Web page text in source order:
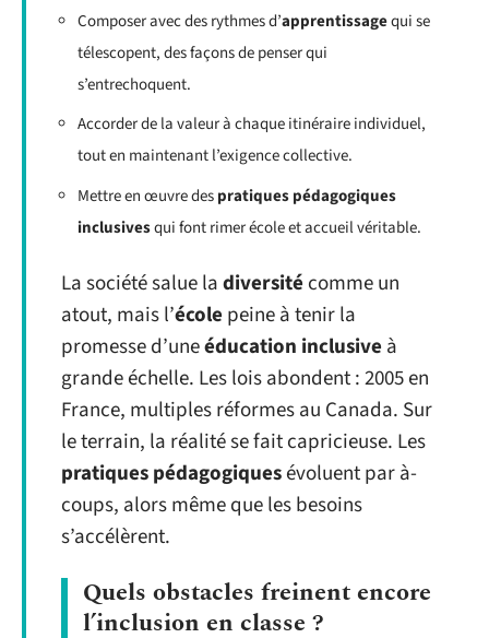
Composer avec des rythmes d’apprentissagequi se
télescopent, des façons de penser qui
s’entrechoquent.
Accorder de la valeur à chaque itinéraire individuel,
tout en maintenant l’exigence collective.
Mettre en œuvre despratiques pédagogiques
inclusivesqui font rimer école et accueil véritable.
La société salue ladiversité comme un
atout, mais l’école peine à tenir la
promesse d’uneéducation inclusive à
grande échelle. Les lois abondent : 2005 en
France, multiples réformes au Canada. Sur
le terrain, la réalité se fait capricieuse. Les
pratiques pédagogiquesévoluent par à-
coups, alors même que les besoins
s’accélèrent.
Quels obstacles freinent encore
l’inclusion en classe ?